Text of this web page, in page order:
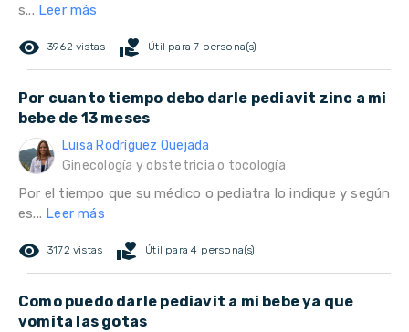
s... Leer más
remove_red_eye 3962 vistas volunteer_activism Útil para 7 persona(s)
Por cuanto tiempo debo darle pediavit zinc a mi
bebe de 13 meses
Luisa Rodríguez Quejada
Ginecología y obstetricia o tocología
Por el tiempo que su médico o pediatra lo indique y según
es... Leer más
remove_red_eye 3172 vistas volunteer_activism Útil para 4 persona(s)
Como puedo darle pediavit a mi bebe ya que
vomita las gotas